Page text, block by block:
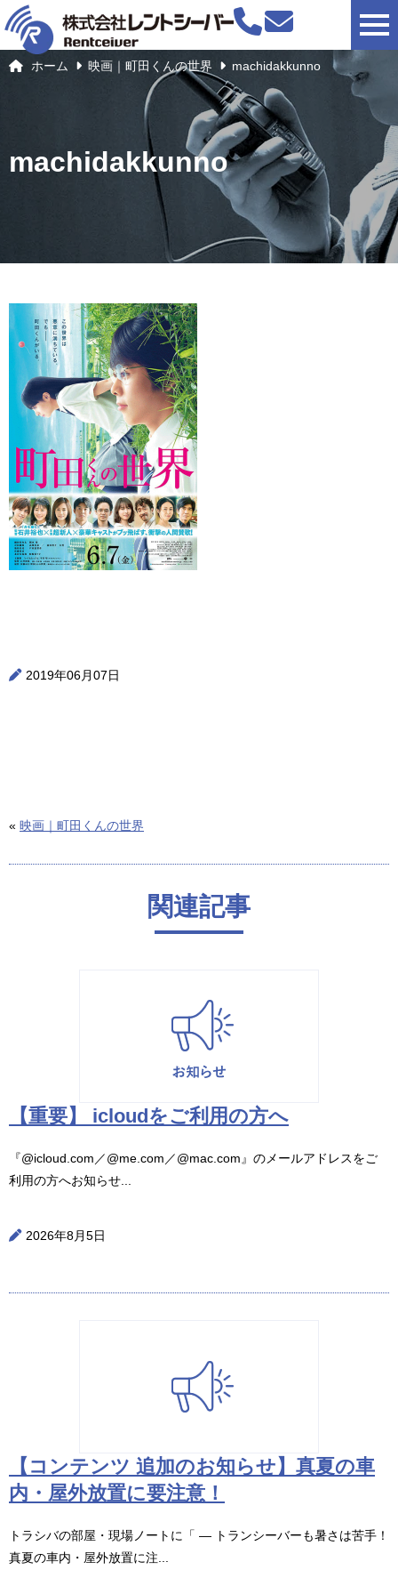
ホーム 映画｜町田くんの世界 machidakkunno
machidakkunno
2019年06月07日
« 映画｜町田くんの世界
関連記事
【重要】 icloudをご利用の方へ
『@icloud.com／@me.com／@mac.com』のメールアドレスをご
利用の方へお知らせ...
2026年8月5日
【コンテンツ 追加のお知らせ】真夏の車
内・屋外放置に要注意！
トラシバの部屋・現場ノートに「 ― トランシーバーも暑さは苦手！
真夏の車内・屋外放置に注...